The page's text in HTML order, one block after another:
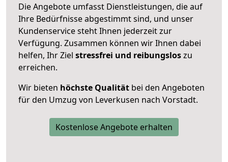
Die Angebote umfasst Dienstleistungen, die auf
Ihre Bedürfnisse abgestimmt sind, und unser
Kundenservice steht Ihnen jederzeit zur
Verfügung. Zusammen können wir Ihnen dabei
helfen, Ihr Ziel stressfrei und reibungsloszu
erreichen.
Wir bieten höchste Qualität bei den Angeboten
für den Umzug von Leverkusen nach Vorstadt.
Kostenlose Angebote erhalten